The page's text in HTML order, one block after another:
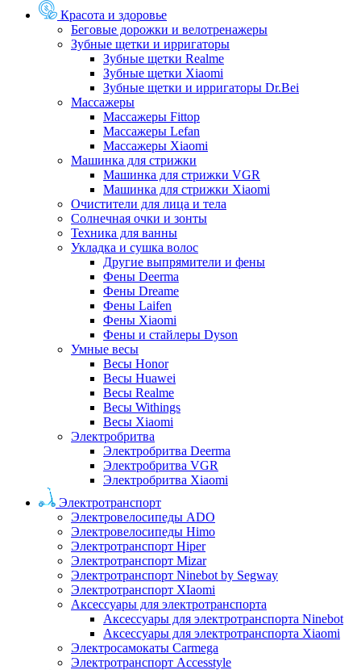
Красота и здоровье
Беговые дорожки и велотренажеры
Зубные щетки и ирригаторы
Зубные щетки Realme
Зубные щетки Xiaomi
Зубные щетки и ирригаторы Dr.Bei
Массажеры
Массажеры Fittop
Массажеры Lefan
Массажеры Xiaomi
Машинка для стрижки
Машинка для стрижки VGR
Машинка для стрижки Xiaomi
Очистители для лица и тела
Солнечная очки и зонты
Техника для ванны
Укладка и сушка волос
Другие выпрямители и фены
Фены Deerma
Фены Dreame
Фены Laifen
Фены Xiaomi
Фены и стайлеры Dyson
Умные весы
Весы Honor
Весы Huawei
Весы Realme
Весы Withings
Весы Xiaomi
Электробритва
Электробритва Deerma
Электробритва VGR
Электробритва Xiaomi
Электротранспорт
Электровелосипеды ADO
Электровелосипеды Himo
Электротранспорт Hiper
Электротранспорт Mizar
Электротранспорт Ninebot by Segway
Электротранспорт XIaomi
Аксессуары для электротранспорта
Аксессуары для электротранспорта Ninebot
Аксессуары для электротранспорта Xiaomi
Электросамокаты Carmega
Электротранспорт Accesstyle